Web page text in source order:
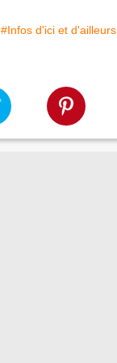
#Infos d'ici et d'ailleurs